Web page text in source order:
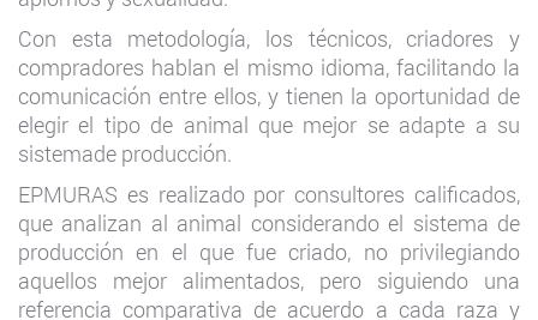
Con esta metodología, los técnicos, criadores y
compradores hablan el mismo idioma, facilitando la
comunicación entre ellos, y tienen la oportunidad de
elegir el tipo de animal que mejor se adapte a su
sistemade producción.
EPMURAS es realizado por consultores calificados,
que analizan al animal considerando el sistema de
producción en el que fue criado, no privilegiando
aquellos mejor alimentados, pero siguiendo una
referencia comparativa de acuerdo a cada raza y